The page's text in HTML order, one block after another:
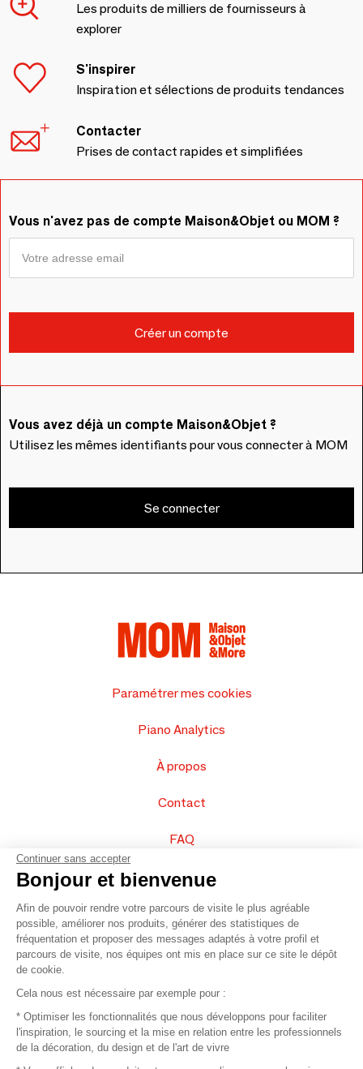
Les produits de milliers de fournisseurs à
explorer
S'inspirer
Inspiration et sélections de produits tendances
Contacter
Prises de contact rapides et simplifiées
Vous n'avez pas de compte Maison&Objet ou MOM ?
Vous avez déjà un compte Maison&Objet ?
Utilisez les mêmes identifiants pour vous connecter à MOM
Se connecter
Paramétrer mes cookies
Piano Analytics
À propos
Contact
FAQ
Vendez vos produits
Plan du site
© 2016 –Organisation SAFI
Recrutement
Continuer sans accepter
Bonjour et bienvenue
Afin de pouvoir rendre votre parcours de visite le plus agréable
possible, améliorer nos produits, générer des statistiques de
fréquentation et proposer des messages adaptés à votre profil et
parcours de visite, nos équipes ont mis en place sur ce site le dépôt
de cookie.
Cela nous est nécessaire par exemple pour :
* Optimiser les fonctionnalités que nous développons pour faciliter
l'inspiration, le sourcing et la mise en relation entre les professionnels
de la décoration, du design et de l'art de vivre